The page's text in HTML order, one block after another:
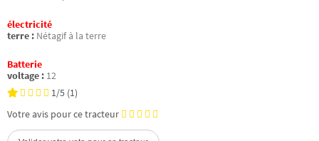
électricité
terre : Nétagif à la terre
Batterie
voltage : 12
1/5 (1)
Votre avis pour ce tracteur